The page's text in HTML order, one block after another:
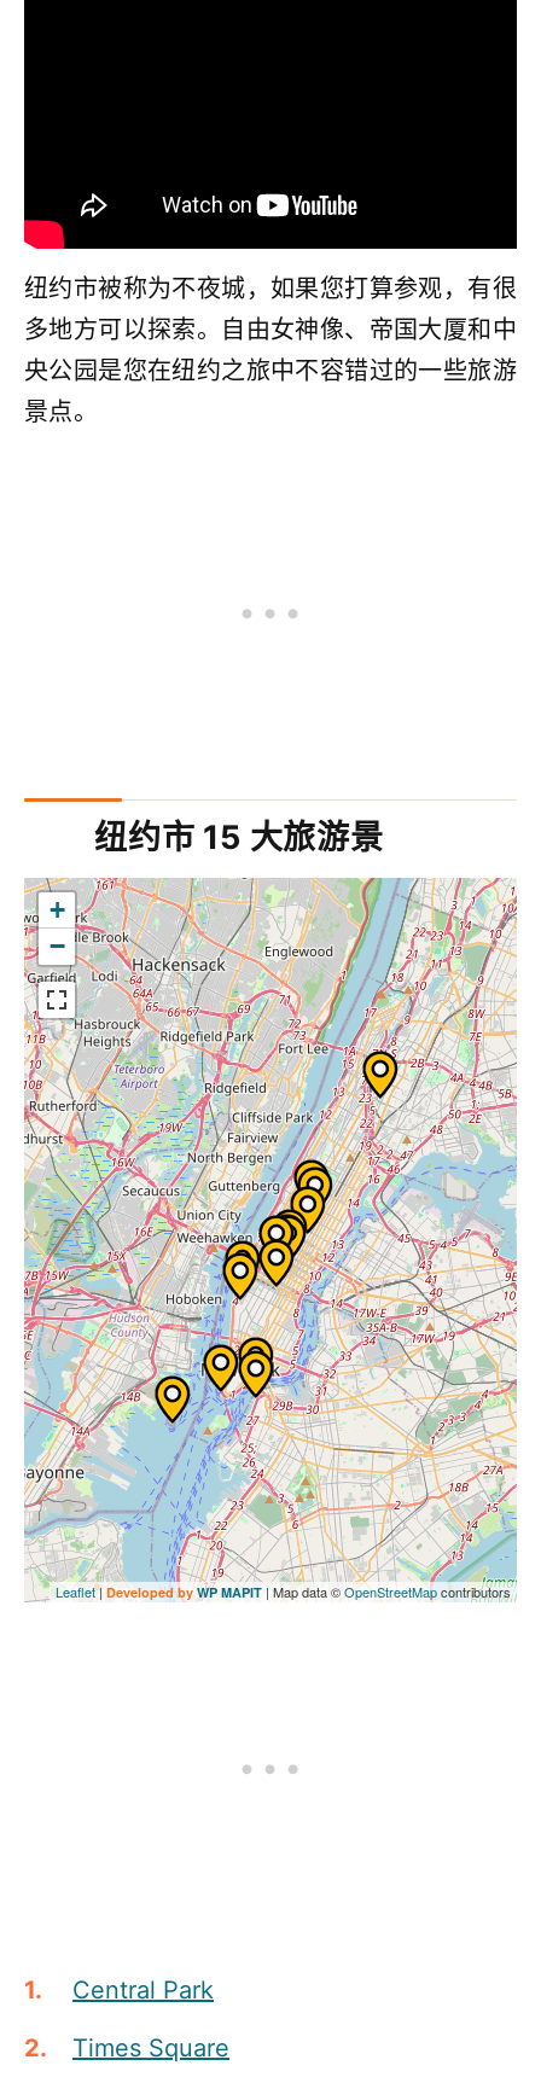
纽约市被称为不夜城，如果您打算参观，有很
多地方可以探索。自由女神像、帝国大厦和中
央公园是您在纽约之旅中不容错过的一些旅游
景点。
纽约市 15 大旅游景
+
−
Leaflet| Developed byWP MAPIT | Map data ©OpenStreetMapcontributors
Central Park
Times Square